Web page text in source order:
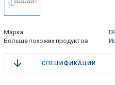
Марка
Больше похожих продуктов
СПЕЦИФИКАЦИИ